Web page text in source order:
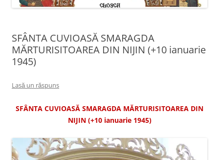
SFÂNTA CUVIOASĂ SMARAGDA
MĂRTURISITOAREA DIN NIJIN (+10 ianuarie
1945)
Lasă un răspuns
SFÂNTA CUVIOASĂ SMARAGDA MĂRTURISITOAREA DIN
NIJIN (+10 ianuarie 1945)